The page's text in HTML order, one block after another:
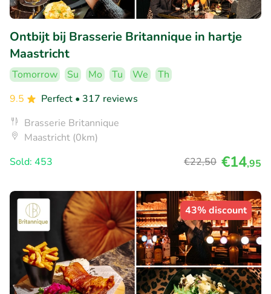
Ontbijt bij Brasserie Britannique in hartje
Maastricht
Tomorrow Su Mo Tu We
Th
9.5
Perfect • 317 reviews
Brasserie Britannique
Maastricht (0km)
Sold: 453
€22,50 €14,95
43% discount